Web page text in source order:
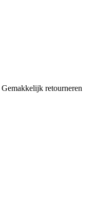
Gemakkelijk retourneren